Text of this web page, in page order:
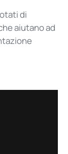
di
aiutano ad